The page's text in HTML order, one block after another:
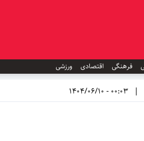
فرهنگی اقتصادی ورزشی
|
00:03 - 1404/06/10